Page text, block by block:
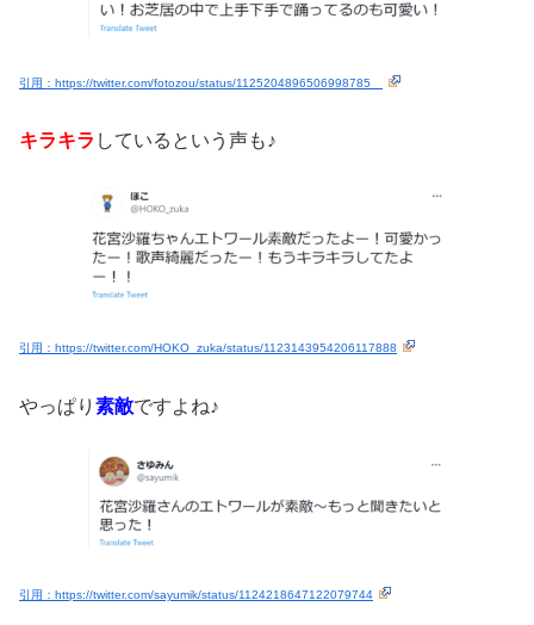
引用：https://twitter.com/fotozou/status/1125204896506998785
キラキラ しているという声も♪
引用：https://twitter.com/HOKO_zuka/status/1123143954206117888
やっぱり 素敵ですよね♪
引用：https://twitter.com/sayumik/status/1124218647122079744